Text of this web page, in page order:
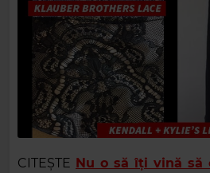
CITEȘTE Nu o să îți vină să